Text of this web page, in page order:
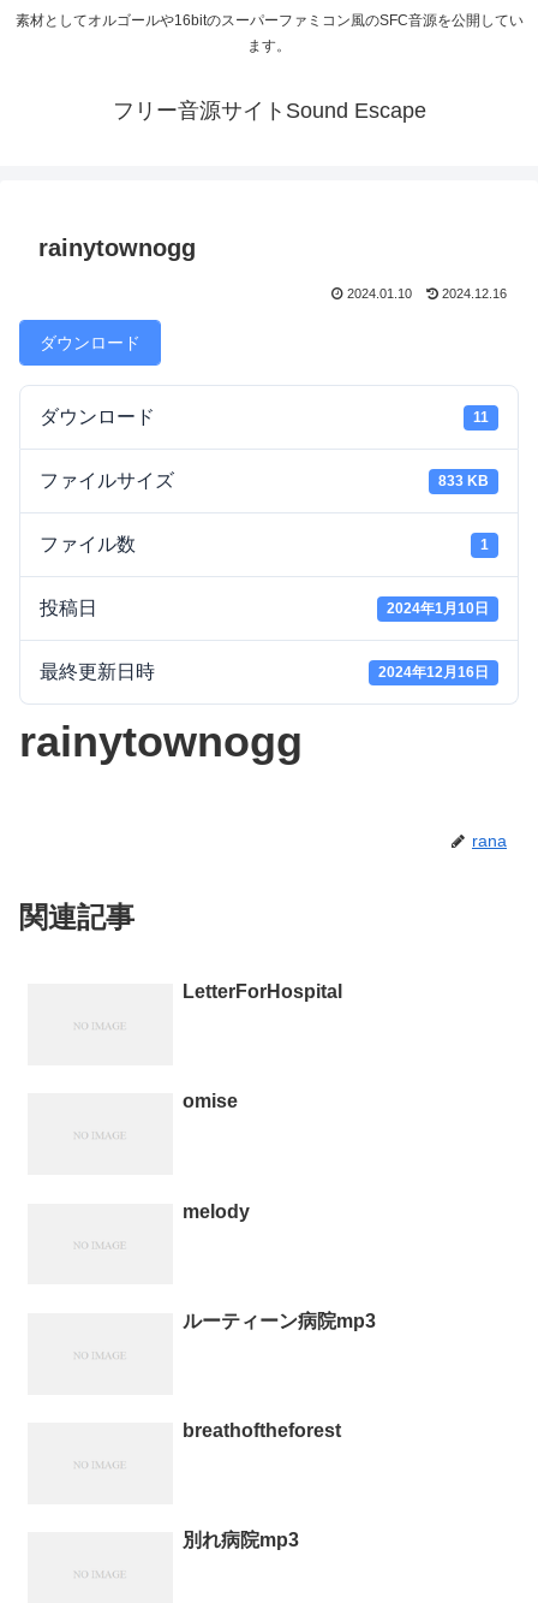
素材としてオルゴールや16bitのスーパーファミコン風のSFC音源を公開してい
ます。
フリー音源サイトSound Escape
rainytownogg
2024.01.10 2024.12.16
ダウンロード
ダウンロード 11
ファイルサイズ 833 KB
ファイル数 1
投稿日 2024年1月10日
最終更新日時 2024年12月16日
rainytownogg
rana
関連記事
LetterForHospital
omise
melody
ルーティーン病院mp3
breathoftheforest
別れ病院mp3